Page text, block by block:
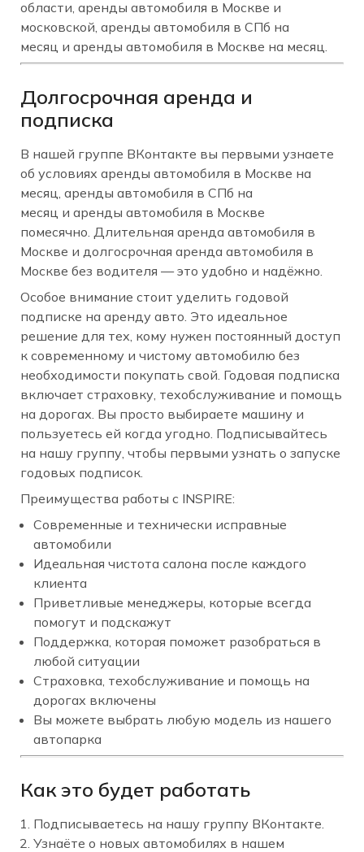
области, аренды автомобиля в Москве и
московской, аренды автомобиля в СПб на
месяц и аренды автомобиля в Москве на месяц.
Долгосрочная аренда и
подписка
В нашей группе ВКонтакте вы первыми узнаете
об условиях аренды автомобиля в Москве на
месяц, аренды автомобиля в СПб на
месяц и аренды автомобиля в Москве
помесячно. Длительная аренда автомобиля в
Москве и долгосрочная аренда автомобиля в
Москве без водителя — это удобно и надёжно.
Особое внимание стоит уделить годовой
подписке на аренду авто. Это идеальное
решение для тех, кому нужен постоянный доступ
к современному и чистому автомобилю без
необходимости покупать свой. Годовая подписка
включает страховку, техобслуживание и помощь
на дорогах. Вы просто выбираете машину и
пользуетесь ей когда угодно. Подписывайтесь
на нашу группу, чтобы первыми узнать о запуске
годовых подписок.
Преимущества работы с INSPIRE:
Современные и технически исправные
автомобили
Идеальная чистота салона после каждого
клиента
Приветливые менеджеры, которые всегда
помогут и подскажут
Поддержка, которая поможет разобраться в
любой ситуации
Страховка, техобслуживание и помощь на
дорогах включены
Вы можете выбрать любую модель из нашего
автопарка
Как это будет работать
Подписываетесь на нашу группу ВКонтакте.
Узнаёте о новых автомобилях в нашем